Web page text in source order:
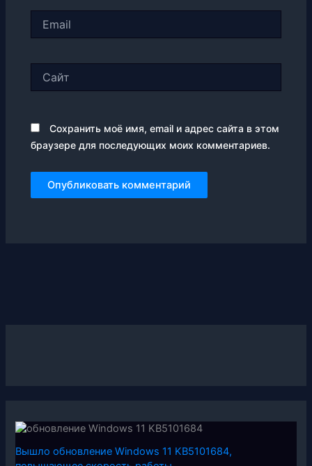
Сохранить моё имя, email и адрес сайта в этом
браузере для последующих моих комментариев.
Вышло обновление Windows 11 KB5101684,